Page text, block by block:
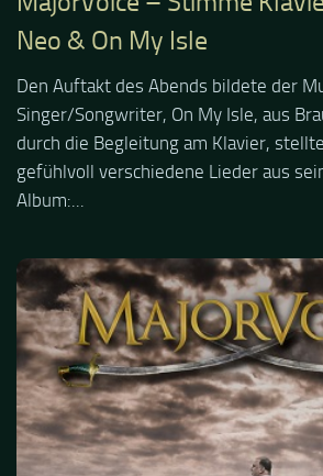
Neo & On My Isle
Den Auftakt des Abends bildete der
Singer/Songwriter, On My Isle, aus
durch die Begleitung am Klavier,
gefühlvoll verschiedene Lieder aus
Album:...